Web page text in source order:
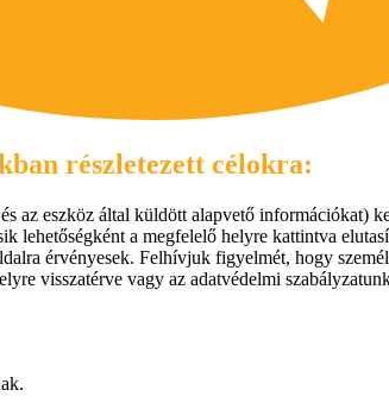
részletezett célokra:
az eszköz által küldött alapvető információkat)
a megfelelő helyre kattintva
érvényesek. Felhívjuk figyelmét, hogy
visszatérve vagy az adatvédelmi